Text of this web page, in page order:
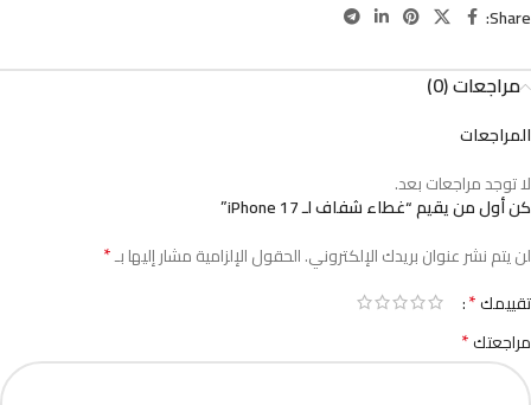
Share:
مراجعات (0)
المراجعات
لا توجد مراجعات بعد.
كن أول من يقيم “غطاء شفاف لـ iPhone 17”
لن يتم نشر عنوان بريدك الإلكتروني.الحقول الإلزامية مشار إليها بـ*
تقييمك*
مراجعتك*